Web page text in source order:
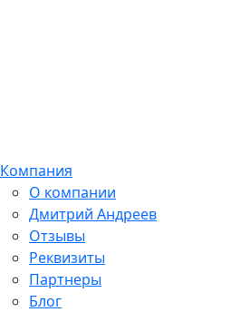
Компания
О компании
Дмитрий Андреев
Отзывы
Реквизиты
Партнеры
Блог